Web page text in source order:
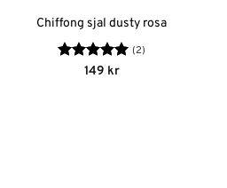
Chiffong sjal dusty rosa
Betygsatt5
(2)
149 kr